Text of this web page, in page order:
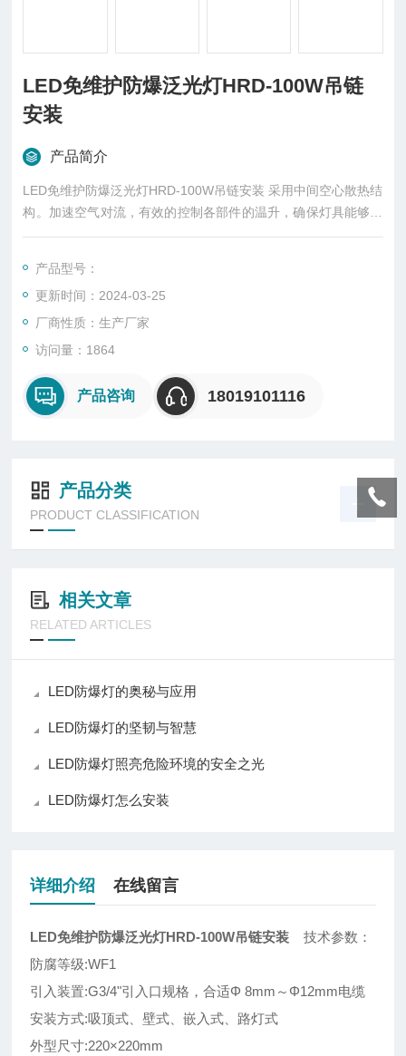
LED免维护防爆泛光灯HRD-100W吊链
安装
产品简介
LED免维护防爆泛光灯HRD-100W吊链安装 采用中间空心散热结
构。加速空气对流，有效的控制各部件的温升，确保灯具能够长
期稳定可靠工作。
产品型号：
更新时间：2024-03-25
厂商性质：生产厂家
访问量：1864
产品咨询 18019101116
产品分类
PRODUCT CLASSIFICATION
相关文章
RELATED ARTICLES
LED防爆灯的奥秘与应用
LED防爆灯的坚韧与智慧
LED防爆灯照亮危险环境的安全之光
LED防爆灯怎么安装
详细介绍 在线留言
LED免维护防爆泛光灯HRD-100W吊链安装
技术参数：
防腐等级:WF1
引入装置:G3/4"引入口规格，合适Φ 8mm～Φ12mm电缆
安装方式:吸顶式、壁式、嵌入式、路灯式
外型尺寸:220×220mm